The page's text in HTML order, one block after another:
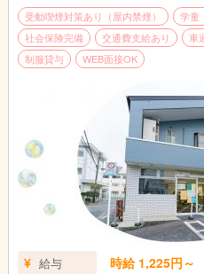
・送迎がない時
して頂いても大
・パートスタッ
す。
＜ドライバースタッフの1日の流
09:15～11:30 自宅等へのお迎
11:30～14:30 軽作業等（※）
14:30～15:30 帰宅の送迎
※送迎がない時間は、休憩（無
＜軽作業の仕事内容（例）＞
・車の清掃やメンテナンス、ガ
・事務業務（書類整理や、チェ
・制作業務（子どもたちの制作
受動喫煙対策あり（屋内禁煙） 学童
社会保険完備
交通費支給あり 車
制服貸与
WEB面接OK
給与 時給 1,225円～